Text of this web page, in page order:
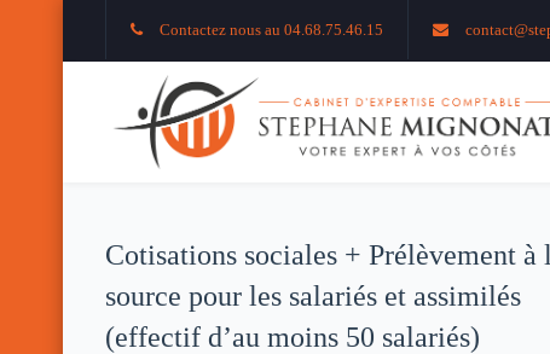
Contactez nous au 04.68.75.46.15
Cotisations sociales + Prélèvement à
source pour les salariés et assimilés
(effectif d’au moins 50 salariés)